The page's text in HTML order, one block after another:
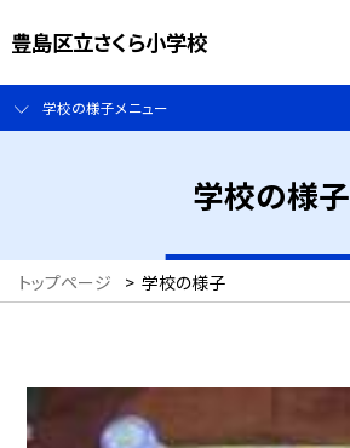
豊島区立さくら小学校
学校の様子メニュー
学校の様子
トップページ > 学校の様子